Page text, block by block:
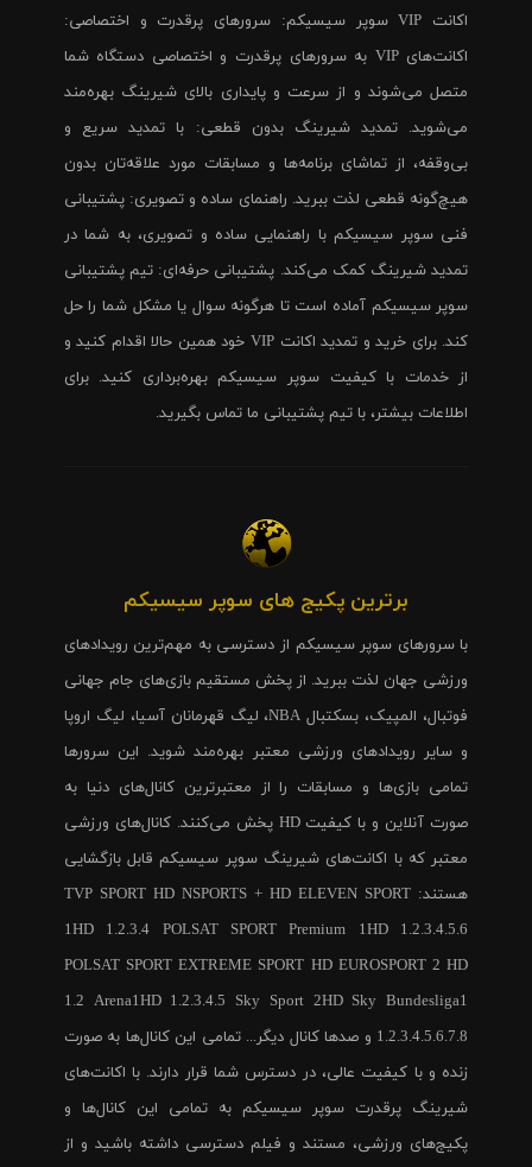
اکانت VIP سوپر سیسیکم: سرورهای پرقدرت و اختصاصی:
اکانت‌های VIP به سرورهای پرقدرت و اختصاصی دستگاه شما
متصل می‌شوند و از سرعت و پایداری بالای شیرینگ بهره‌مند
می‌شوید. تمدید شیرینگ بدون قطعی: با تمدید سریع و
بی‌وقفه، از تماشای برنامه‌ها و مسابقات مورد علاقه‌تان بدون
هیچ‌گونه قطعی لذت ببرید. راهنمای ساده و تصویری: پشتیبانی
فنی سوپر سیسیکم با راهنمایی ساده و تصویری، به شما در
تمدید شیرینگ کمک می‌کند. پشتیبانی حرفه‌ای: تیم پشتیبانی
سوپر سیسیکم آماده است تا هرگونه سوال یا مشکل شما را حل
کند. برای خرید و تمدید اکانت VIP خود همین حالا اقدام کنید و
از خدمات با کیفیت سوپر سیسیکم بهره‌برداری کنید. برای
اطلاعات بیشتر، با تیم پشتیبانی ما تماس بگیرید.
برترین پکیج های سوپر سیسیکم
با سرورهای سوپر سیسیکم از دسترسی به مهم‌ترین رویدادهای
ورزشی جهان لذت ببرید. از پخش مستقیم بازی‌های جام جهانی
فوتبال، المپیک، بسکتبال NBA، لیگ قهرمانان آسیا، لیگ اروپا
و سایر رویدادهای ورزشی معتبر بهره‌مند شوید. این سرورها
تمامی بازی‌ها و مسابقات را از معتبرترین کانال‌های دنیا به
صورت آنلاین و با کیفیت HD پخش می‌کنند. کانال‌های ورزشی
معتبر که با اکانت‌های شیرینگ سوپر سیسیکم قابل بازگشایی
هستند: TVP SPORT HD NSPORTS + HD ELEVEN SPORT
1HD 1.2.3.4 POLSAT SPORT Premium 1HD 1.2.3.4.5.6
POLSAT SPORT EXTREME SPORT HD EUROSPORT 2 HD
1.2 Arena1HD 1.2.3.4.5 Sky Sport 2HD Sky Bundesliga1
1.2.3.4.5.6.7.8 و صدها کانال دیگر... تمامی این کانال‌ها به صورت
زنده و با کیفیت عالی، در دسترس شما قرار دارند. با اکانت‌های
شیرینگ پرقدرت سوپر سیسیکم به تمامی این کانال‌ها و
پکیج‌های ورزشی، مستند و فیلم دسترسی داشته باشید و از